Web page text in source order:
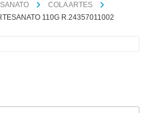
COLA ARTES
110G R.24357011002